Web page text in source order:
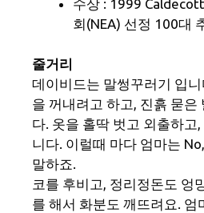
수상 : 1999
회(NEA) 선정 100대
줄거리
데이비드는 말썽꾸러기 입
을 꺼내려고 하고, 진흙 묻은
다. 옷을 홀딱 벗고 외출하고
니다. 이럴때 마다 엄마는
말하죠.
코를 후비고, 정리정돈도 엉
를 해서 화분도 깨뜨려요. 엄